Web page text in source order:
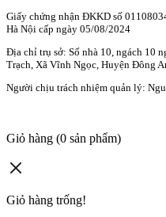
Giấy chứng nhận ĐKKD số
Hà Nội cấp ngày 05/08/2024
Địa chỉ trụ sở: Số nhà 10, ngách 10
Trạch, Xã Vĩnh Ngọc, Huyện Đông
Người chịu trách nhiệm quản lý:
Giỏ hàng (0 sản phẩm)
Giỏ hàng trống!